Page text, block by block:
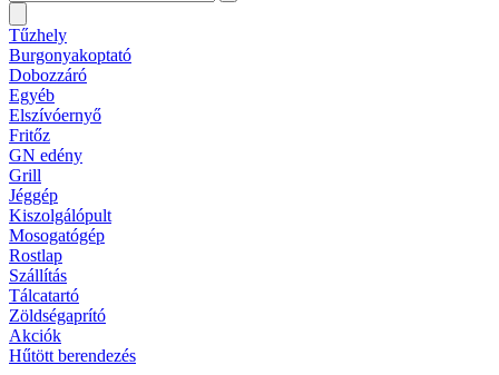
Tűzhely
Burgonyakoptató
Dobozzáró
Egyéb
Elszívóernyő
Fritőz
GN edény
Grill
Jéggép
Kiszolgálópult
Mosogatógép
Rostlap
Szállítás
Tálcatartó
Zöldségaprító
Akciók
Hűtött berendezés